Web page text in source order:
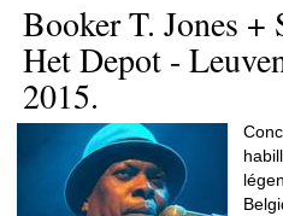
Booker T. Jones +
Het Depot -
2015.